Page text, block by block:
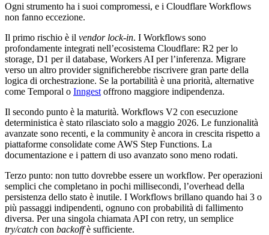
Ogni strumento ha i suoi compromessi, e i Cloudflare Workflows
non fanno eccezione.
Il primo rischio è il vendor lock-in. I Workflows sono
profondamente integrati nell’ecosistema Cloudflare: R2 per lo
storage, D1 per il database, Workers AI per l’inferenza. Migrare
verso un altro provider significherebbe riscrivere gran parte della
logica di orchestrazione. Se la portabilità è una priorità, alternative
come Temporal o Inngest offrono maggiore indipendenza.
Il secondo punto è la maturità. Workflows V2 con esecuzione
deterministica è stato rilasciato solo a maggio 2026. Le funzionalità
avanzate sono recenti, e la community è ancora in crescita rispetto a
piattaforme consolidate come AWS Step Functions. La
documentazione e i pattern di uso avanzato sono meno rodati.
Terzo punto: non tutto dovrebbe essere un workflow. Per operazioni
semplici che completano in pochi millisecondi, l’overhead della
persistenza dello stato è inutile. I Workflows brillano quando hai 3 o
più passaggi indipendenti, ognuno con probabilità di fallimento
diversa. Per una singola chiamata API con retry, un semplice
try/catch con backoffè sufficiente.